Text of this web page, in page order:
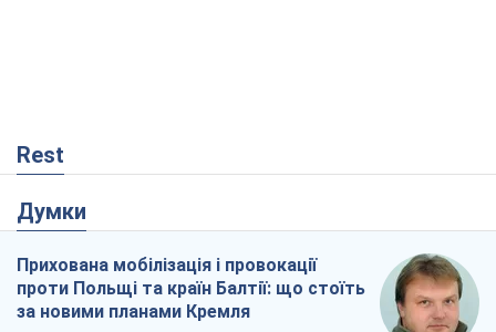
Rest
Думки
Прихована мобілізація і провокації
проти Польщі та країн Балтії: що стоїть
за новими планами Кремля